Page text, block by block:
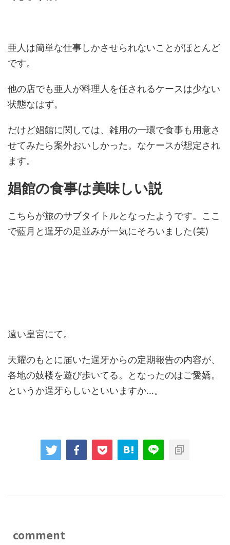
亜人は簡単な仕事しかさせられないことがほとんど
です。
他の店でも亜人が料理人を任されるケースは少ない
状態なはず。
だけど娼館に関しては、雑用の一環で食事も用意さ
せてみたら案外おいしかった。なケースが想定され
ます。
娼館の食事は美味しい説
こちらが旅のサブタイトルとなったようです。ここ
で藍月と逞牙の足並みが一気にそろいました(笑)
遠い皇宮にて。
天耀のもとに届いた逞牙からの定期報告の内容が、
各地の妓楼を遊び歩いてる。となったのはご愛嬌。
というか逞牙らしいといいますか…。
comment